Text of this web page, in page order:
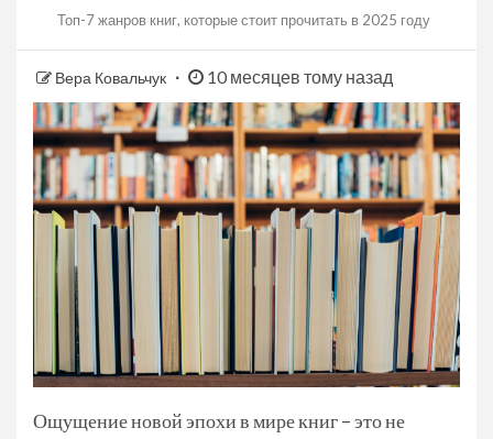
Топ-7 жанров книг, которые стоит прочитать в 2025 году
Вера Ковальчук 10 месяцев тому назад
Ощущение новой эпохи в мире книг – это не